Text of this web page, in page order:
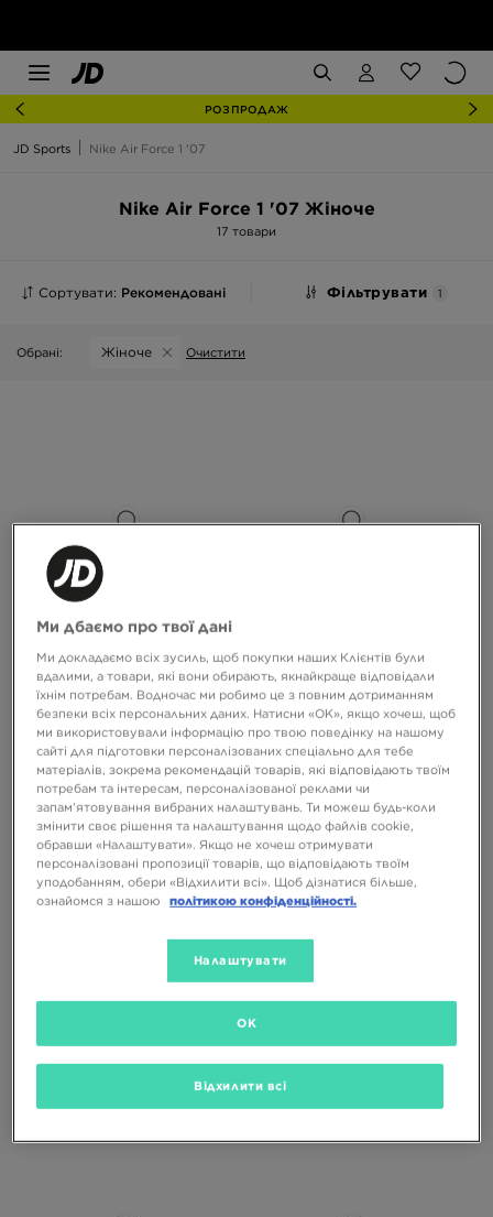
РОЗПРОДАЖ
JD Sports Nike Air Force 1 '07
Nike Air Force 1 '07 Жіноче
17 товари
Сортувати: Рекомендовані Фільтрувати 1
Обрані: Жіноче Очистити
NIKE WMNS AIR FORCE 1 '07
5799 ГРН
NIKE W AIR FORCE 1 '07
5799 ГРН
-10% З КОДОМ NOVY10
NIKE W AIR FORCE 1 '07
-10% З КОДОМ NOVY10
NIKE W AIR FORCE 1 '07
Ми дбаємо про твої дані
Ми докладаємо всіх зусиль, щоб покупки наших Клієнтів були
вдалими, а товари, які вони обирають, якнайкраще відповідали
їхнім потребам. Водночас ми робимо це з повним дотриманням
безпеки всіх персональних даних. Натисни «OK», якщо хочеш, щоб
ми використовували інформацію про твою поведінку на нашому
сайті для підготовки персоналізованих спеціально для тебе
матеріалів, зокрема рекомендацій товарів, які відповідають твоїм
потребам та інтересам, персоналізованої реклами чи
запам’ятовування вибраних налаштувань. Ти можеш будь-коли
змінити своє рішення та налаштування щодо файлів cookie,
обравши «Налаштувати». Якщо не хочеш отримувати
персоналізовані пропозиції товарів, що відповідають твоїм
уподобанням, обери «Відхилити всі». Щоб дізнатися більше,
ознайомся з нашою
політикою конфіденційності.
Налаштувати
Відхилити всі
OK